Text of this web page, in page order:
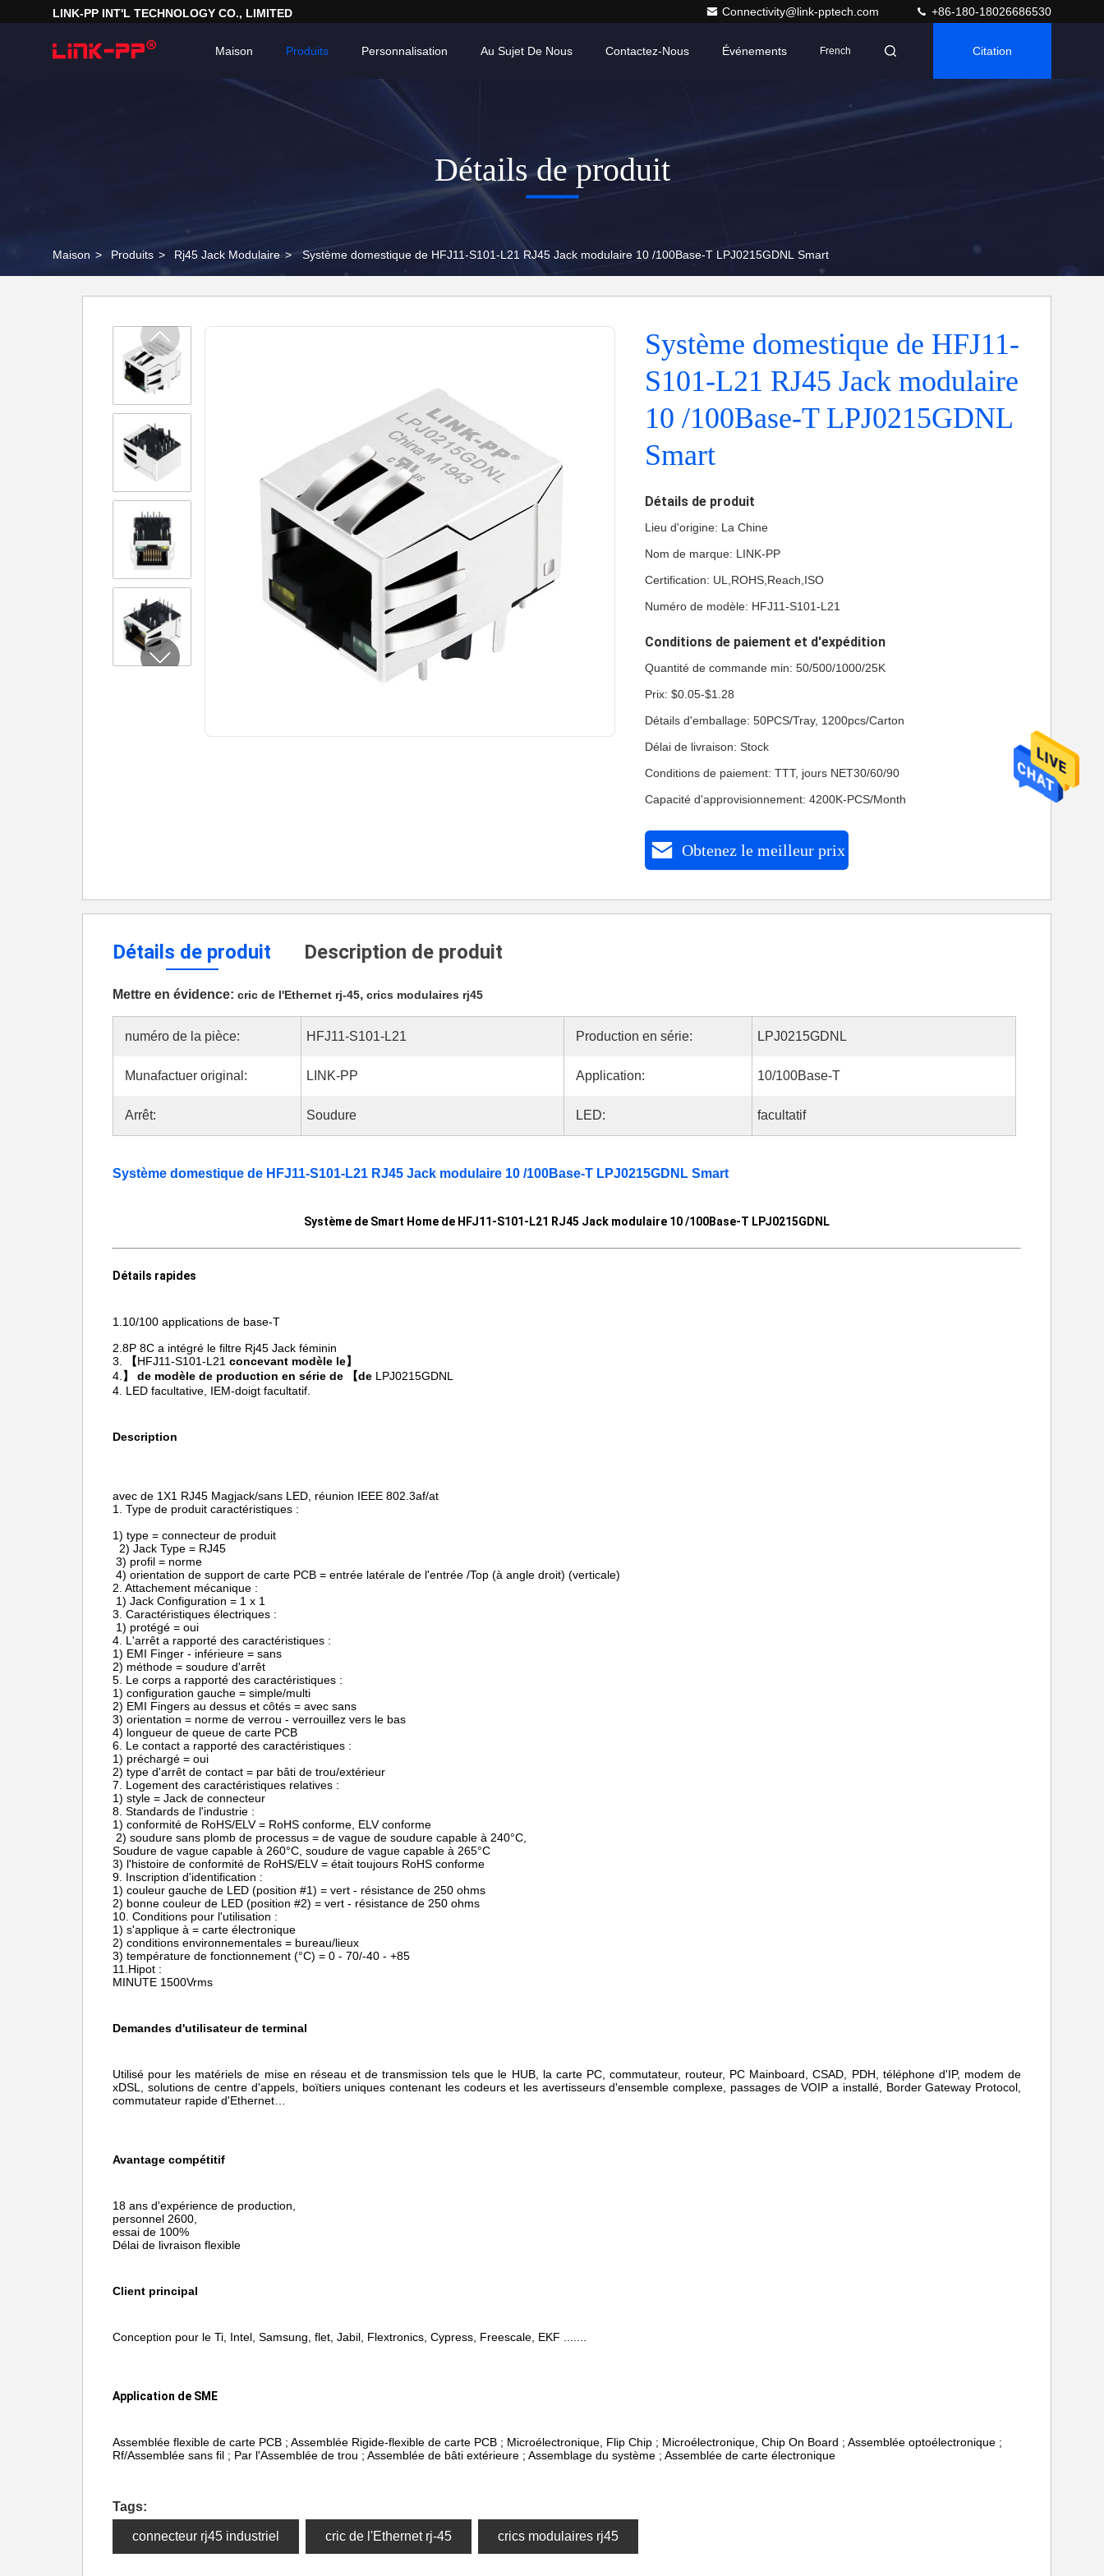
LINK-PP INT'L TECHNOLOGY CO., LIMITED Connectivity@link-pptech.com +86-180-18026686530
Maison Produits Au Sujet De Nous Contactez-Nous Événements
Personnalisation French Citation
Détails de produit
Maison > Produits > Rj45 Jack Modulaire > Système domestique de HFJ11-S101-L21 RJ45 Jack modulaire 10 /100Base-T LPJ0215GDNL Smart
Système domestique de HFJ11-
S101-L21 RJ45 Jack modulaire
10 /100Base-T LPJ0215GDNL
Smart
Détails de produit
Lieu d'origine: La Chine
Nom de marque: LINK-PP
Certification: UL,ROHS,Reach,ISO
Numéro de modèle: HFJ11-S101-L21
Conditions de paiement et d'expédition
Quantité de commande min: 50/500/1000/25K
Prix: $0.05-$1.28
Détails d'emballage: 50PCS/Tray, 1200pcs/Carton
Délai de livraison: Stock
Conditions de paiement: TTT, jours NET30/60/90
Capacité d'approvisionnement: 4200K-PCS/Month
Obtenez le meilleur prix
Détails de produit Description de produit
Mettre en évidence: cric de l'Ethernet rj-45, crics modulaires rj45
numéro de la pièce: HFJ11-S101-L21 Production en série: LPJ0215GDNL
Munafactuer original: LINK-PP Application: 10/100Base-T
Arrêt: Soudure LED: facultatif
Système domestique de HFJ11-S101-L21 RJ45 Jack modulaire 10 /100Base-T LPJ0215GDNL Smart
Système de Smart Home de HFJ11-S101-L21 RJ45 Jack modulaire 10 /100Base-T LPJ0215GDNL
Détails rapides
1.10/100 applications de base-T
2.8P 8C a intégré le filtre Rj45 Jack féminin
3.
【HFJ11-S101-L21 concevant modèle le】
4. 】 de modèle de production en série de 【de LPJ0215GDNL
4. LED facultative, IEM-doigt facultatif.
Description
avec de 1X1 RJ45 Magjack/sans LED, réunion IEEE 802.3af/at
1. Type de produit caractéristiques :
1) type = connecteur de produit
2) Jack Type = RJ45
3) profil = norme
4) orientation de support de carte PCB = entrée latérale de l'entrée /Top (à angle droit) (verticale)
2. Attachement mécanique :
1) Jack Configuration = 1 x 1
3. Caractéristiques électriques :
1) protégé = oui
4. L'arrêt a rapporté des caractéristiques :
1) EMI Finger - inférieure = sans
2) méthode = soudure d'arrêt
5. Le corps a rapporté des caractéristiques :
1) configuration gauche = simple/multi
2) EMI Fingers au dessus et côtés = avec sans
3) orientation = norme de verrou - verrouillez vers le bas
4) longueur de queue de carte PCB
6. Le contact a rapporté des caractéristiques :
1) préchargé = oui
2) type d'arrêt de contact = par bâti de trou/extérieur
7. Logement des caractéristiques relatives :
1) style = Jack de connecteur
8. Standards de l'industrie :
1) conformité de RoHS/ELV = RoHS conforme, ELV conforme
2) soudure sans plomb de processus = de vague de soudure capable à 240°C,
Soudure de vague capable à 260°C, soudure de vague capable à 265°C
3) l'histoire de conformité de RoHS/ELV = était toujours RoHS conforme
9. Inscription d'identification :
1) couleur gauche de LED (position #1) = vert - résistance de 250 ohms
2) bonne couleur de LED (position #2) = vert - résistance de 250 ohms
10. Conditions pour l'utilisation :
1) s'applique à = carte électronique
2) conditions environnementales = bureau/lieux
3) température de fonctionnement (°C) = 0 - 70/-40 - +85
11.Hipot :
MINUTE 1500Vrms
Demandes d'utilisateur de terminal
Utilisé pour les matériels de mise en réseau et de transmission tels que le HUB, la carte PC, commutateur, routeur, PC Mainboard, CSAD, PDH, téléphone d'IP, modem de
xDSL,
solutions de centre d'appels, boïtiers uniques contenant les codeurs et les avertisseurs d'ensemble complexe, passages de VOIP a installé, Border Gateway Protocol,
commutateur rapide d'Ethernet…
Avantage compétitif
18 ans d'expérience de production,
personnel 2600,
essai de 100%
Délai de livraison flexible
Client principal
Conception pour le Ti, Intel, Samsung, flet, Jabil, Flextronics, Cypress, Freescale, EKF .......
Application de SME
Assemblée flexible de carte PCB ; Assemblée Rigide-flexible de carte PCB ; Microélectronique, Flip Chip ; Microélectronique, Chip On Board ; Assemblée optoélectronique ;
Rf/Assemblée sans fil ; Par l'Assemblée de trou ; Assemblée de bâti extérieure ; Assemblage du système ; Assemblée de carte électronique
Tags:
connecteur rj45 industriel cric de l'Ethernet rj-45 crics modulaires rj45